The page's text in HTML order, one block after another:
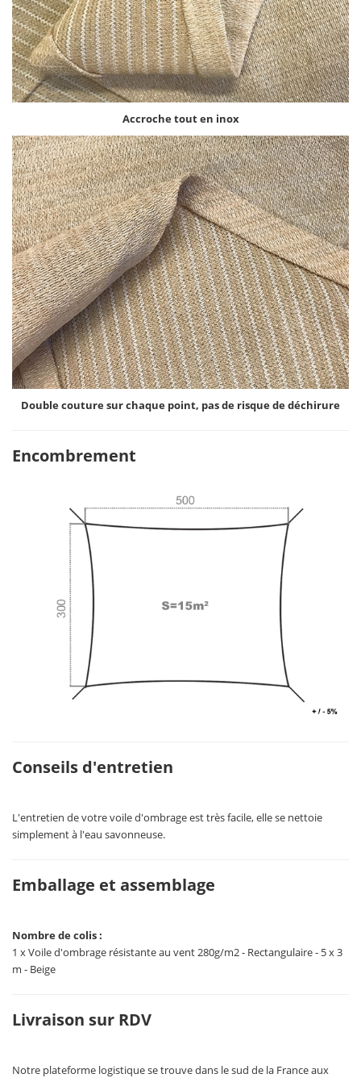
Accroche tout en inox
Double couture sur chaque point, pas de risque de déchirure
Encombrement
Conseils d'entretien
L'entretien de votre voile d'ombrage est très facile, elle se nettoie
simplement à l'eau savonneuse.
Emballage et assemblage
Nombre de colis :
1 x Voile d'ombrage résistante au vent 280g/m2 - Rectangulaire - 5 x 3
m - Beige
Livraison sur RDV
Notre plateforme logistique se trouve dans le sud de la France aux